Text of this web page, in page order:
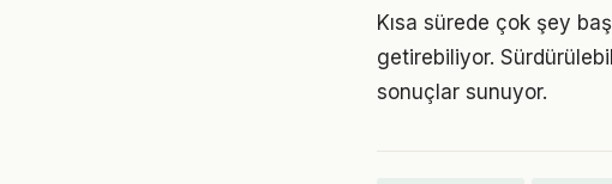
Kısa sürede çok şey
getirebiliyor.
sonuçlar sunuyor.